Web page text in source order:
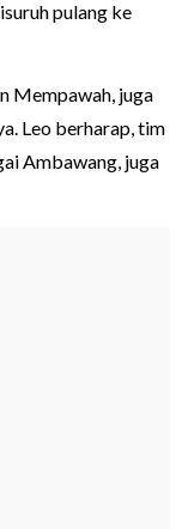
pulang ke
Mempawah, juga
Leo berharap, tim
Ambawang, juga